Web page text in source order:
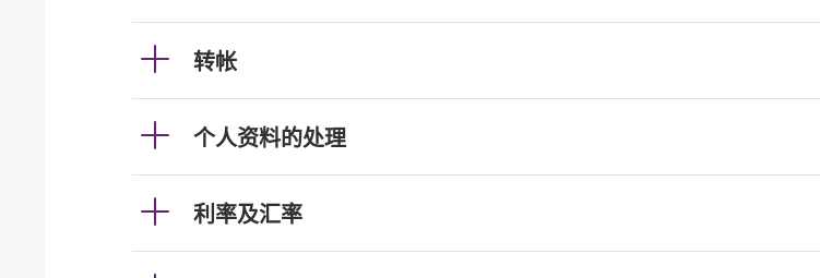
转帐
个人资料的处理
利率及汇率